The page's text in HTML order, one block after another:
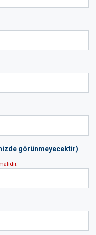
görünmeyecektir)